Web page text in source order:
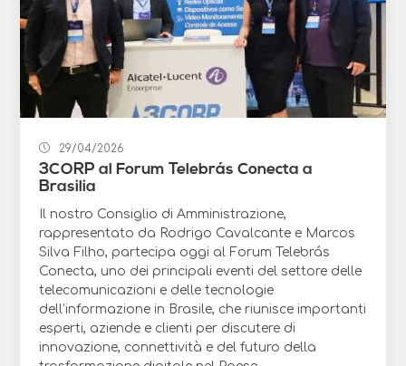
29/04/2026
3CORP al Forum Telebrás Conecta a
Brasilia
Il nostro Consiglio di Amministrazione,
rappresentato da Rodrigo Cavalcante e Marcos
Silva Filho, partecipa oggi al Forum Telebrás
Conecta, uno dei principali eventi del settore delle
telecomunicazioni e delle tecnologie
dell’informazione in Brasile, che riunisce importanti
esperti, aziende e clienti per discutere di
innovazione, connettività e del futuro della